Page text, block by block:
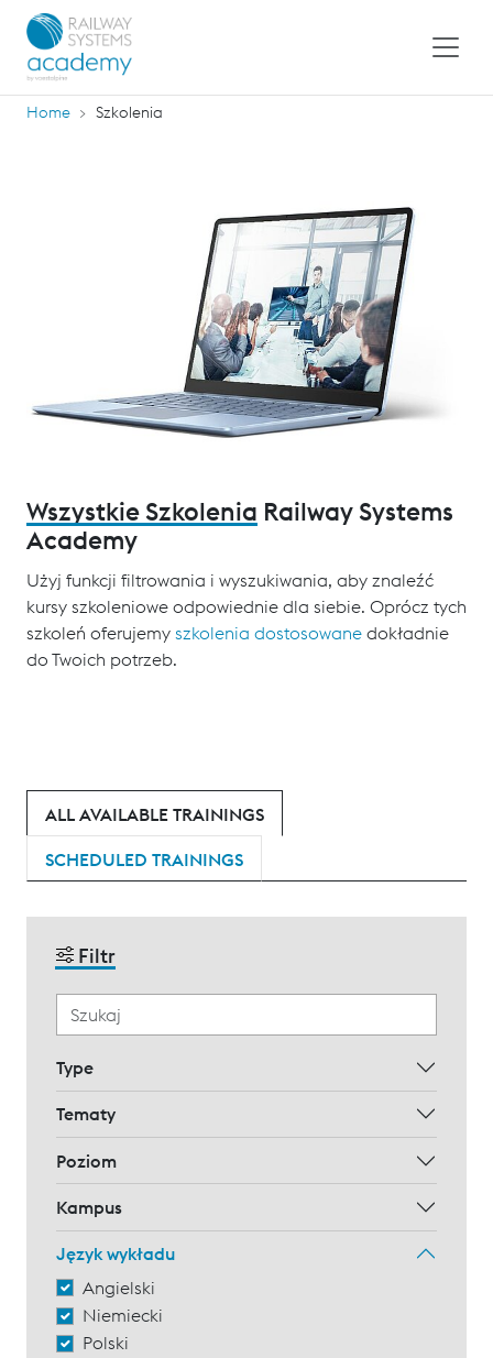
Home Szkolenia
Wszystkie Szkolenia Railway Systems
Academy
Użyj funkcji filtrowania i wyszukiwania, aby znaleźć
kursy szkoleniowe odpowiednie dla siebie. Oprócz tych
szkoleń oferujemy szkolenia dostosowane dokładnie
do Twoich potrzeb.
ALL AVAILABLE TRAININGS
SCHEDULED TRAININGS
Filtr
Type
Tematy
Poziom
Kampus
Język wykładu
Angielski
Niemiecki
Polski